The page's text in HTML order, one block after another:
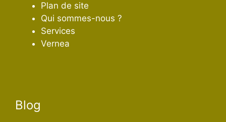
Plan de site
Qui sommes-nous ?
Services
Vernea
Blog